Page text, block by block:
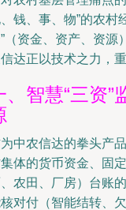
钱、事、物”的农村
（资金、资产、资源
达正以技术之力，
、智慧“三资
中农信达的拳头产
体的货币资金、固
农田、厂房）台账
对付（智能结转、